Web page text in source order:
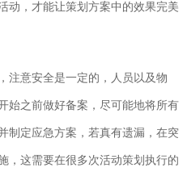
动，才能让策划方案中的效果完美
注意安全是一定的，人员以及物
始之前做好备案，尽可能地将所有
制定应急方案，若真有遗漏，在突
，这需要在很多次活动策划执行的